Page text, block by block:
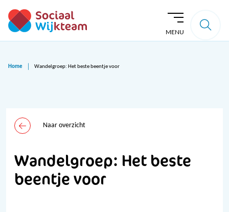
MENU
Home Wandelgroep: Het beste beentje voor
Naar overzicht
Wandelgroep: Het beste
beentje voor